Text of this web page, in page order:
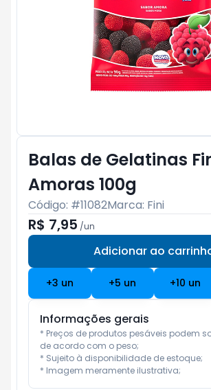
Balas de Gelatinas
Amoras 100g
Código: #11082Marca: Fini
R$ 7,95 /un
Adicionar ao
+3 un +5 un +10 un
Informações gerais
* Preços de produtos pesáveis podem
de acordo com o peso;
* Sujeito à disponibilidade de estoque;
* Imagem meramente ilustrativa;